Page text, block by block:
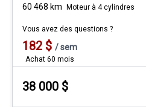
60 468 km Moteur à 4 cylindres
Vous avez des questions ?
182 $ /sem
Achat 60 mois
38 000 $